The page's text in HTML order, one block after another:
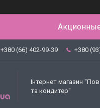
+380 (66) 402-99-39 +380
Інтернет магазин
та кондитер"